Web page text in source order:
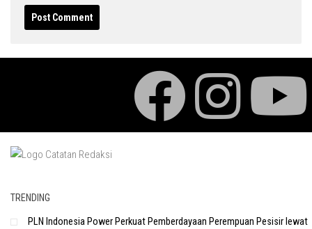
TRENDING
PLN Indonesia Power Perkuat Pemberdayaan Perempuan Pesisir lewat